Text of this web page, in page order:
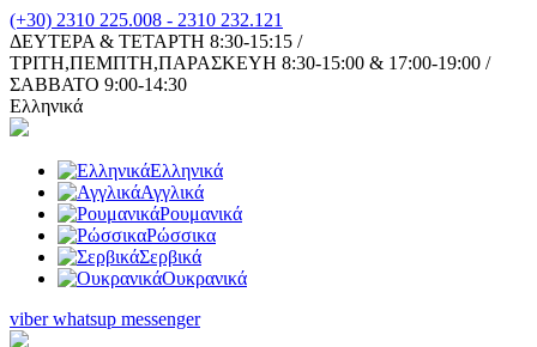
(+30) 2310 225.008 - 2310 232.121
ΔΕΥΤΕΡΑ & ΤΕΤΑΡΤΗ 8:30-15:15 /
ΤΡΙΤΗ,ΠΕΜΠΤΗ,ΠΑΡΑΣΚΕΥΗ 8:30-15:00 & 17:00-19:00 /
ΣΑΒΒΑΤΟ 9:00-14:30
Ελληνικά
Ελληνικά
Αγγλικά
Ρουμανικά
Ρώσσικα
Σερβικά
Ουκρανικά
viber whatsup messenger